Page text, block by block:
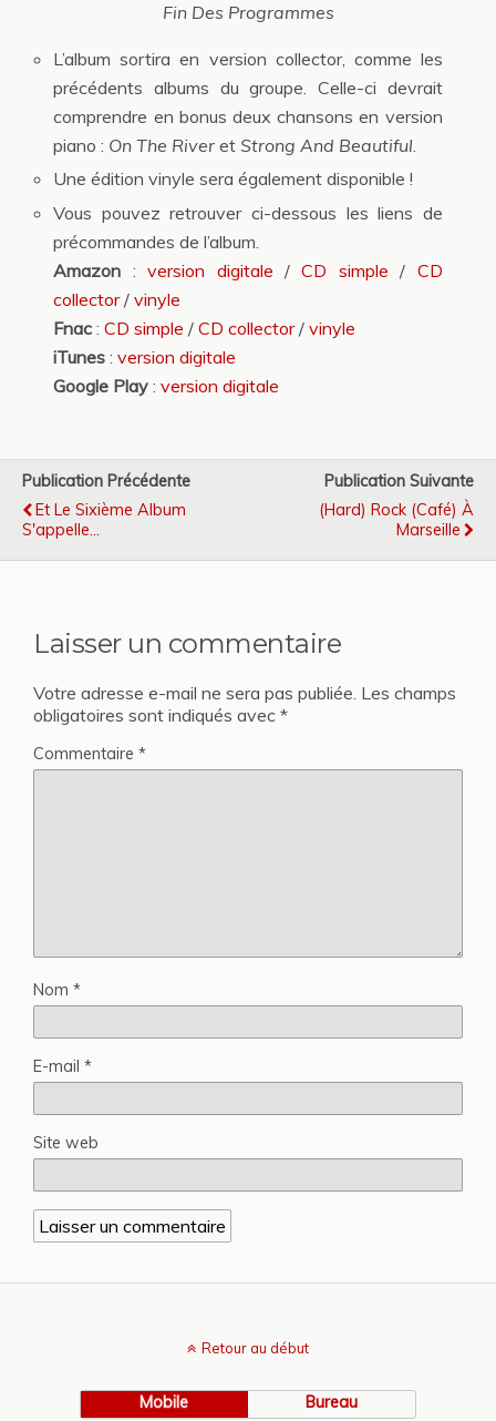
Fin Des Programmes
L’album sortira en version collector, comme les
précédents albums du groupe. Celle-ci devrait
comprendre en bonus deux chansons en version
piano : On The River etStrong And Beautiful.
Une édition vinyle sera également disponible !
Vous pouvez retrouver ci-dessous les liens de
précommandes de l’album.
Amazon :version digitale /CD simple / CD
collector/vinyle
Fnac :CD simple /CD collector/vinyle
iTunes :version digitale
Google Play :version digitale
Publication Précédente
Et Le Sixième Album
S'appelle...
Publication Suivante
(Hard) Rock (Café) À
Marseille
Laisser un commentaire
Votre adresse e-mail ne sera pas publiée. Les champs
obligatoires sont indiqués avec *
Commentaire *
Nom *
E-mail *
Site web
Retour au début
Mobile Bureau